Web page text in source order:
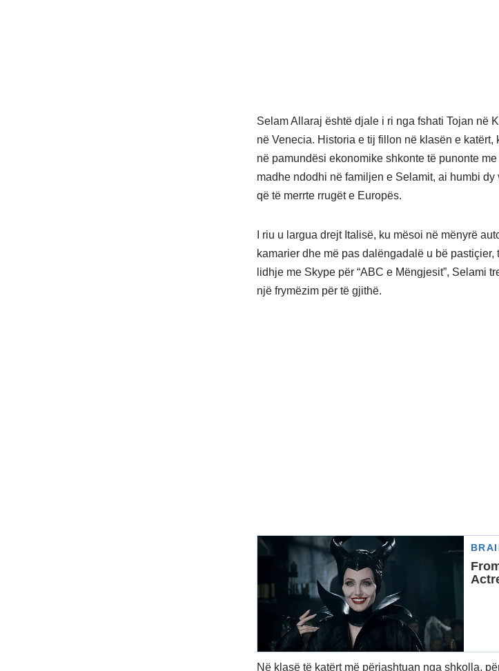
Selam Allaraj është djale i ri nga fshati Tojan në
në Venecia. Historia e tij fillon në klasën e
në pamundësi ekonomike shkonte të punonte
madhe ndodhi në familjen e Selamit, ai humbi
që të merrte rrugët e Europës.
I riu u largua drejt Italisë, ku mësoi në mënyrë
kamarier dhe më pas dalëngadalë u bë
lidhje me Skype për “ABC e Mëngjesit”, Selami
një frymëzim për të gjithë.
Në klasë të katërt më përjashtuan nga shkolla,